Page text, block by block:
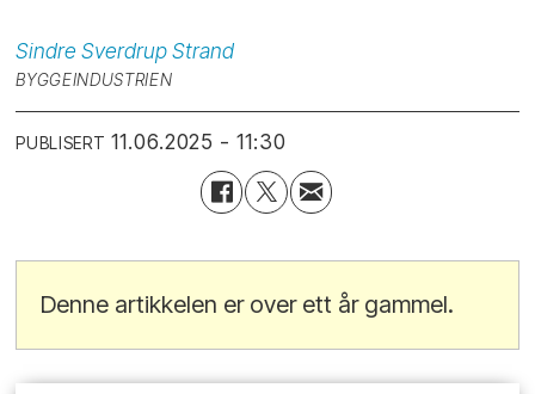
Sindre Sverdrup Strand
BYGGEINDUSTRIEN
PUBLISERT 11.06.2025 - 11:30
Denne artikkelen er over ett år gammel.